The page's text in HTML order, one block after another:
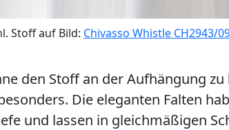
Stoff auf Bild: Chivasso Whistle CH2943/
den Stoff an der Aufhängung
Die eleganten Falten
und lassen in gleichmäßigen